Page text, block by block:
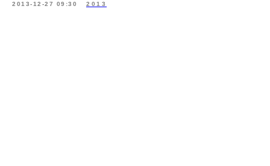
2013-12-27 09:30 2013